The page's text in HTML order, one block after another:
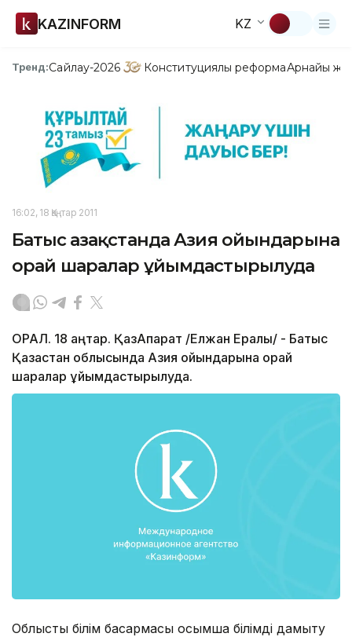
KAZINFORM KZ
Тренд:Сайлау-2026 Конституциялық реформаАрнайы
16:02, 18 Қаңтар 2011
Батыс Қазақстанда Азия ойындарына
орай шаралар ұйымдастырылуда
ОРАЛ. 18 қаңтар. ҚазАқпарат /Елжан Ералы/ - Батыс
Қазақстан облысында Азия ойындарына орай
шаралар ұйымдастырылуда.
Облыстық білім басқармасы қосымша білімді дамыту